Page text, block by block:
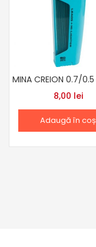
8,00 lei
Adaugă în coș